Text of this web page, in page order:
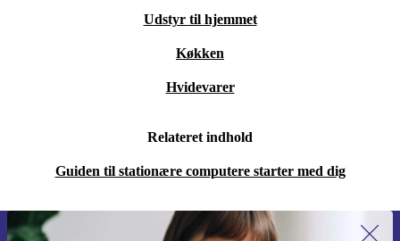
Udstyr til hjemmet
Køkken
Hvidevarer
Relateret indhold
Guiden til stationære computere starter med dig